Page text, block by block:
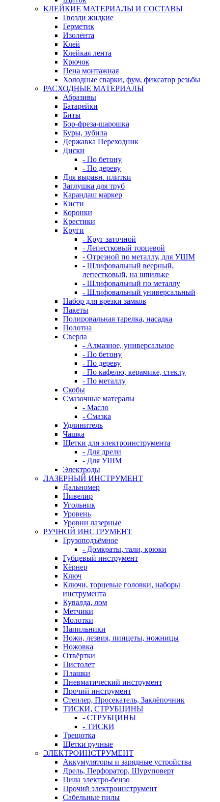
КЛЕЙКИЕ МАТЕРИАЛЫ И СОСТАВЫ
Гвозди жидкие
Герметик
Изолента
Клей
Клейкая лента
Крючок
Пена монтажная
Холодные сварки, фум, фиксатор резьбы
РАСХОДНЫЕ МАТЕРИАЛЫ
Абразивы
Батарейки
Биты
Бор-фреза-шарошка
Буры, зубила
Державка Переходник
Диски
- По бетону
- По дереву
Для выравн. плитки
Заглушка для труб
Карандаш маркер
Кисти
Коронки
Крестики
Круги
- Круг заточной
- Лепестковый торцевой
- Отрезной по металлу, для УШМ
- Шлифовальный веерный,
лепестковый, на шпильке
- Шлифовальный по металлу
- Шлифовальный универсальный
Набор для врезки замков
Пакеты
Полировальная тарелка, насадка
Полотна
Сверла
- Алмазное, универсальное
- По бетону
- По дереву
- По кафелю, керамике, стеклу
- По металлу
Скобы
Смазочные матералы
- Масло
- Смазка
Удлинитель
Чашка
Щетки для электроинструмента
- Для дрели
- Для УШМ
Электроды
ЛАЗЕРНЫЙ ИНСТРУМЕНТ
Дальномер
Нивелир
Угольник
Уровень
Уровни лазерные
РУЧНОЙ ИНСТРУМЕНТ
Грузоподъёмное
- Домкраты, тали, крюки
Губцевый инструмент
Кёрнер
Ключ
Ключи, торцевые головки, наборы
инструмента
Кувалда, лом
Метчики
Молотки
Напильники
Ножи, лезвия, пинцеты, ножницы
Ножовка
Отвёртки
Пистолет
Плашки
Пневматический инструмент
Прочий инструмент
Степлер, Просекатель, Заклёпочник
ТИСКИ, СТРУБЦИНЫ
- СТРУБЦИНЫ
- ТИСКИ
Трещотка
Щетки ручные
ЭЛЕКТРОИНСТРУМЕНТ
Аккумуляторы и зарядные устройства
Дрель, Перфоратор, Шуруповерт
Пила электро-бензо
Прочий электроинструмент
Сабельные пилы